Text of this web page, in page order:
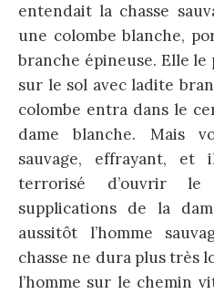
entendait la chasse
une colombe blanche,
branche épineuse. Elle
sur le sol avec ladite
colombe entra dans le
dame blanche. Mais
sauvage, effrayant, et
terrorisé d’ouvrir
supplications de la
aussitôt l’homme
chasse ne dura plus très
l’homme sur le chemin